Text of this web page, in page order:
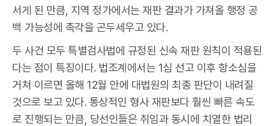
서게 된 만큼, 지역 정가에서는 재판 결과가 가져올 행정 공
백 가능성에 촉각을 곤두세우고 있다.
두 사건 모두 특별검사법에 규정된 신속 재판 원칙이 적용된
다는 점이 특징이다. 법조계에서는 1심 선고 이후 항소심을
거쳐 이르면 올해 12월 안에 대법원의 최종 판단이 내려질
것으로 보고 있다. 통상적인 형사 재판보다 훨씬 빠른 속도
로 진행되는 만큼, 당선인들은 취임과 동시에 치열한 법리